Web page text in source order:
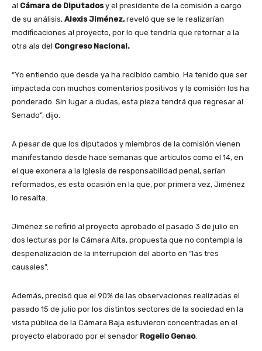
al Cámara de Diputadosy el presidente de la comisión a cargo
de su análisis, Alexis Jiménez,reveló que se le realizarían
modificaciones al proyecto, por lo que tendría que retornar a la
otra ala del Congreso Nacional.
“Yo entiendo que desde ya ha recibido cambio. Ha tenido que ser
impactada con muchos comentarios positivos y la comisión los ha
ponderado. Sin lugar a dudas, esta pieza tendrá que regresar al
Senado”, dijo.
A pesar de que los diputados y miembros de la comisión vienen
manifestando desde hace semanas que artículos como el 14, en
el que exonera a la Iglesia de responsabilidad penal, serían
reformados, es esta ocasión en la que, por primera vez, Jiménez
lo resalta.
Jiménez se refirió al proyecto aprobado el pasado 3 de julio en
dos lecturas por la Cámara Alta, propuesta que no contempla la
despenalización de la interrupción del aborto en “las tres
causales”.
Además, precisó que el 90% de las observaciones realizadas el
pasado 15 de julio por los distintos sectores de la sociedad en la
vista pública de la Cámara Baja estuvieron concentradas en el
proyecto elaborado por el senador Rogelio Genao.